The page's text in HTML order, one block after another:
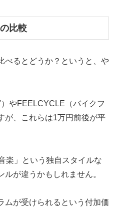
比較
べるとどうか？というと、や
やFEELCYCLE（バイクフ
が、これらは1万円前後が平
楽」という独自スタイルな
が違うかもしれません。
ムが受けられるという付加価